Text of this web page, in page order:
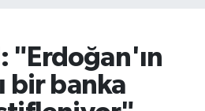
"Erdoğan'ın
bir banka